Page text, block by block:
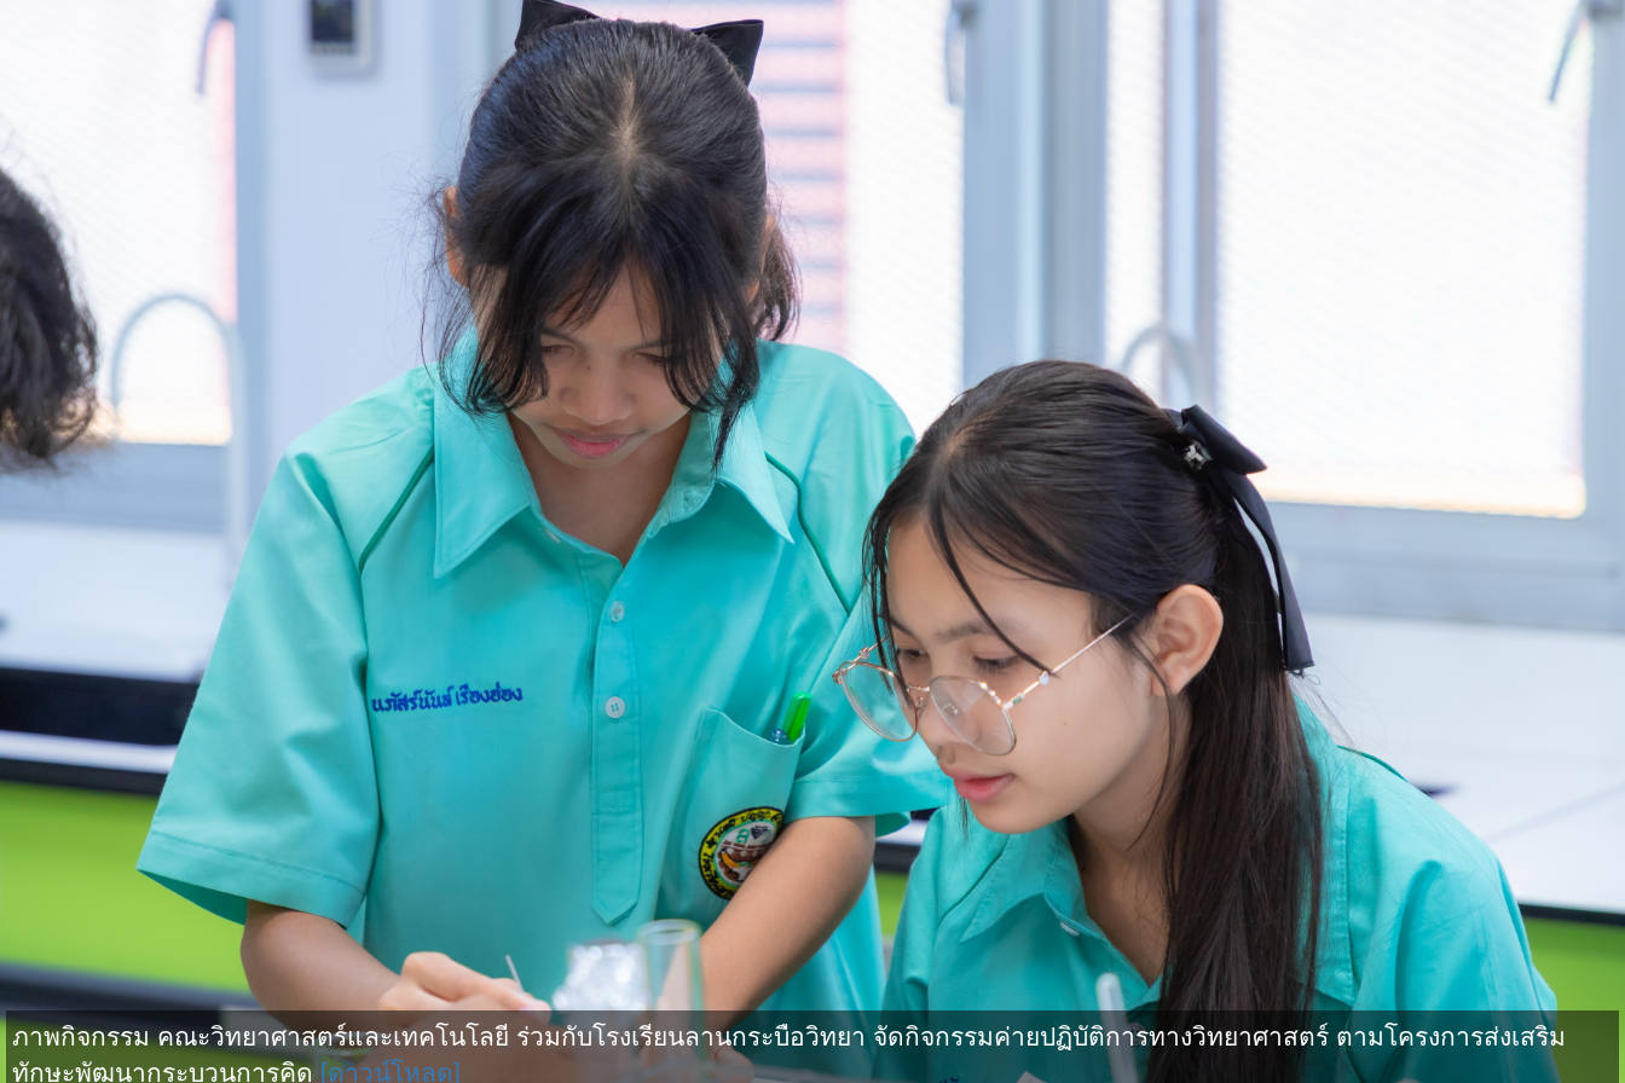
ภาพกิจกรรม คณะวิทยาศาสตร์และเทคโนโลยี ร่วมกับโรงเรียนลานกระบือวิทยา จัดกิจกรรมค่ายปฏิบัติการทางวิทยาศาสตร์ ตามโครงการส่งเสริม
ทักษะพัฒนากระบวนการคิด [ดาวน์โหลด]